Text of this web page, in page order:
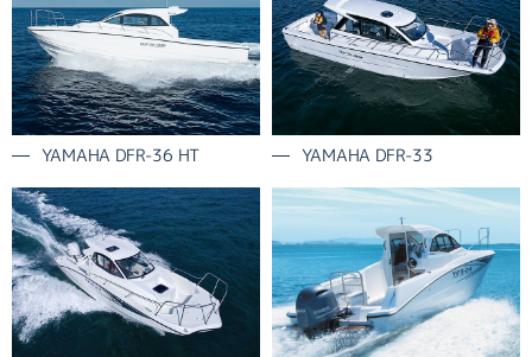
YAMAHA DFR-36 HT YAMAHA DFR-33